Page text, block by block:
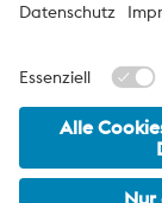
Bereiche
© 2026